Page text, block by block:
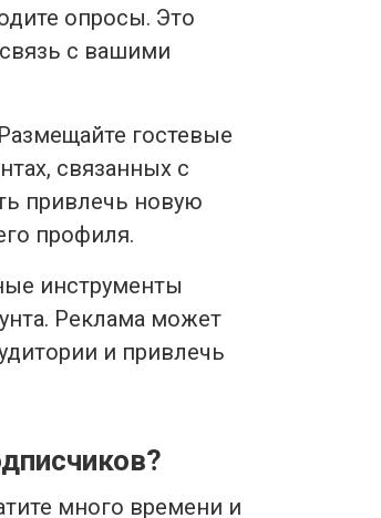
опросы. Это
с вашими
гостевые
связанных с
привлечь новую
профиля.
инструменты
Реклама может
и привлечь
много времени и